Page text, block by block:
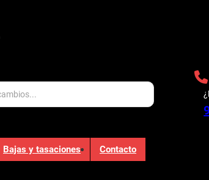
Bajas y tasaciones Contacto